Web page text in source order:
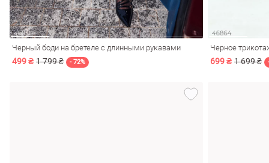
Черный боди на бретеле с длинными рукавами
499 ₴ 1 799 ₴ - 72%
Черное
699 ₴ 1 699 ₴